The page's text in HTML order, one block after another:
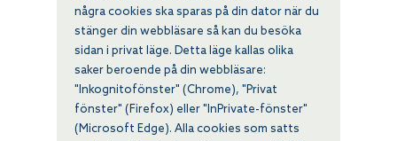
några cookies ska sparas på din dator när du
stänger din webbläsare så kan du besöka
sidan i privat läge. Detta läge kallas olika
saker beroende på din webbläsare:
"Inkognitofönster" (Chrome), "Privat
fönster" (Firefox) eller "InPrivate-fönster"
(Microsoft Edge). Alla cookies som satts